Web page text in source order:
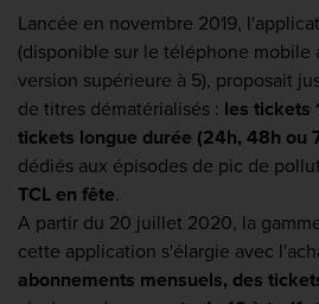
Lancée en novembre 2019,
(disponible sur le téléphone mobile
version supérieure à 5), proposait
de titres dématérialisés : les tickets
tickets longue durée (24h, 48h ou
dédiés aux épisodes de pic de
TCL en fête.
A partir du 20 juillet 2020, la
cette application s'élargie avec
abonnements mensuels, des